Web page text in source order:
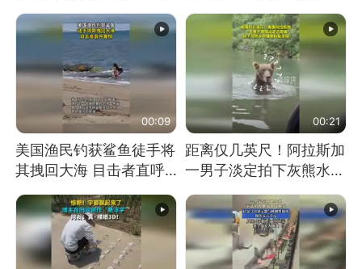
长大：挖了140多朵
顶跳舞。（新京报）
00:09
美国渔民钓获鲨鱼徒手将
其拽回大海 目击者直呼
震惊 （视频来源：参考
消息）
00:21
距离仅几英尺！阿拉斯加
一男子淡定拍下灰熊水中
捕食鲑鱼全程